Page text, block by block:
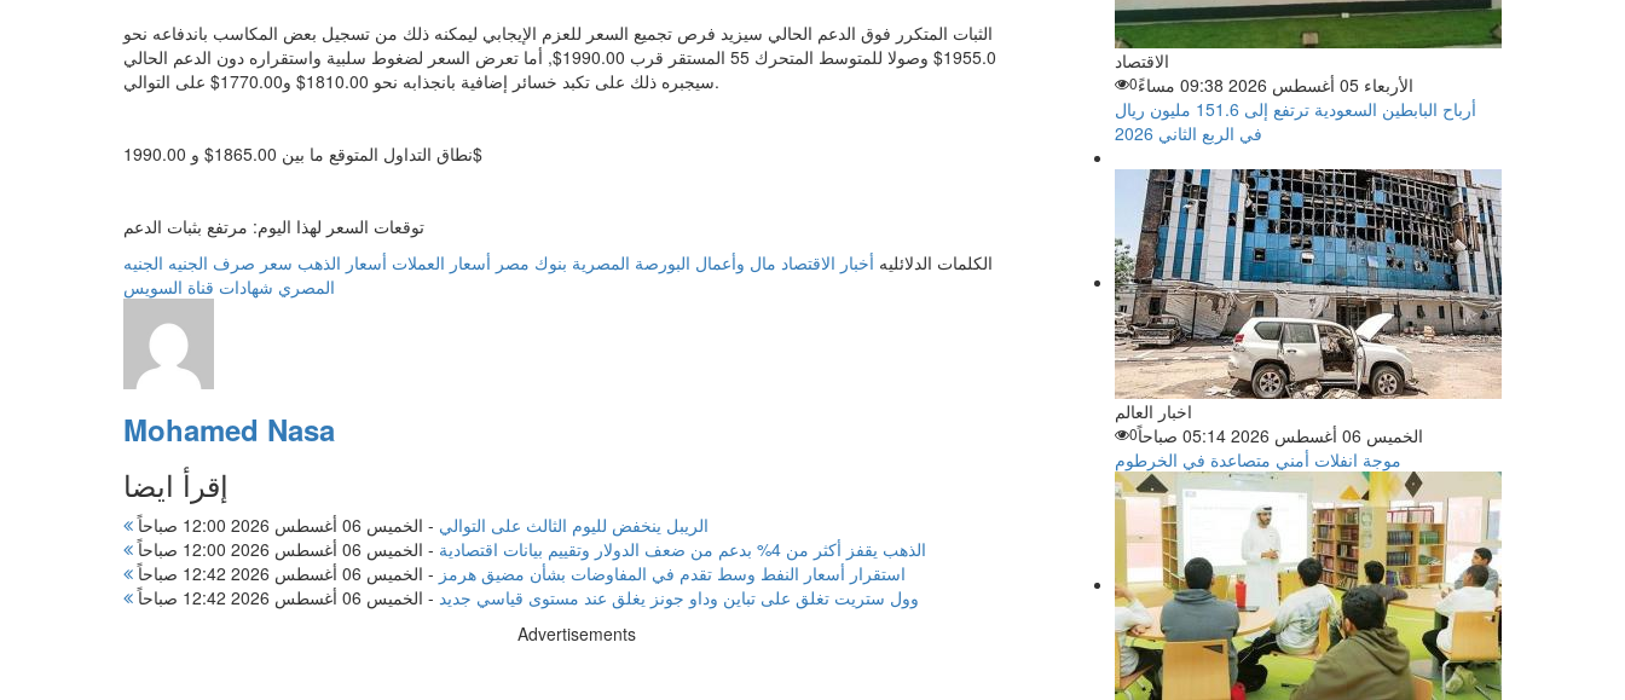
الثبات المتكرر فوق الدعم الحالي سيزيد فرص تجميع السعر للعزم الإيجابي ليمكنه ذلك من تسجيل بعض المكاسب باندفاعه نحو
1955.0$ وصولا للمتوسط المتحرك 55 المستقر قرب 1990.00$, أما تعرض السعر لضغوط سلبية واستقراره دون الدعم الحالي
سيجبره ذلك على تكبد خسائر إضافية بانجذابه نحو 1810.00$ و1770.00$ على التوالي.
نطاق التداول المتوقع ما بين 1865.00$ و 1990.00$
الكلمات الدلائليه أخبار الاقتصاد مال وأعمال البورصة المصرية بنوك مصر أسعار العملات أسعار الذهب سعر صرف الجنيه الجنيه
المصري شهادات قناة السويس
Mohamed Nasa
إقرأ ايضا
الريبل ينخفض لليوم الثالث على التوالي - الخميس 06 أغسطس 2026 12:00 صباحاً
الذهب يقفز أكثر من 4% بدعم من ضعف الدولار وتقييم بيانات اقتصادية
- الخميس 06 أغسطس 2026 12:00 صباحاً
استقرار أسعار النفط وسط تقدم في المفاوضات بشأن مضيق هرمز - الخميس 06 أغسطس 2026 12:42 صباحاً
وول ستريت تغلق على تباين وداو جونز يغلق عند مستوى قياسي جديد - الخميس 06 أغسطس 2026 12:42 صباحاً
Advertisements
الاقتصاد
الأربعاء 05 أغسطس 2026 09:38 مساءً
0
أرباح البابطين السعودية ترتفع إلى 151.6 مليون ريال
في الربع الثاني 2026
اخبار العالم
الخميس 06 أغسطس 2026 05:14 صباحاً
0
موجة انفلات أمني متصاعدة في الخرطوم